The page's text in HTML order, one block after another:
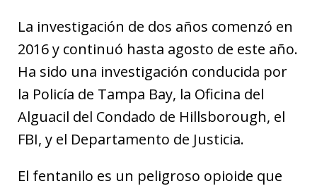
La investigación de dos años comenzó en
2016 y continuó hasta agosto de este año.
Ha sido una investigación conducida por
la Policía de Tampa Bay, la Oficina del
Alguacil del Condado de Hillsborough, el
FBI, y el Departamento de Justicia.
El fentanilo es un peligroso opioide que